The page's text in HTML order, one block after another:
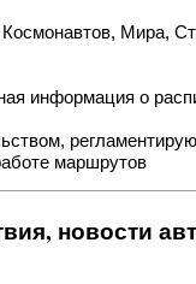
Мира,
информация о
маршрутов
новости